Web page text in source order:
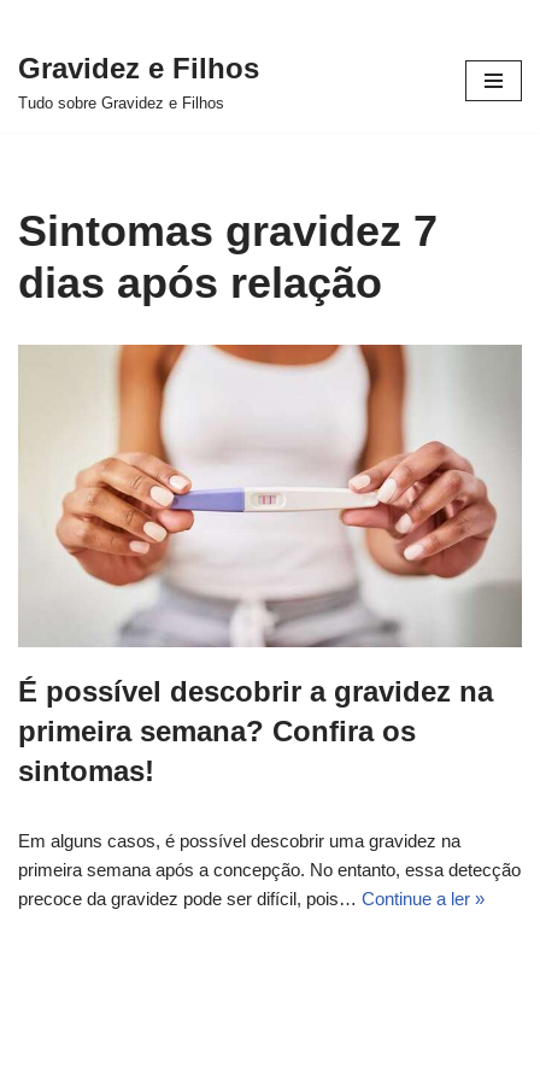
Pular
Gravidez e Filhos
Tudo sobre Gravidez e Filhos
Sintomas gravidez 7
dias após relação
É possível descobrir a gravidez na
primeira semana? Confira os
sintomas!
Em alguns casos, é possível descobrir uma gravidez na
primeira semana após a concepção. No entanto, essa detecção
precoce da gravidez pode ser difícil, pois… Continue a ler »